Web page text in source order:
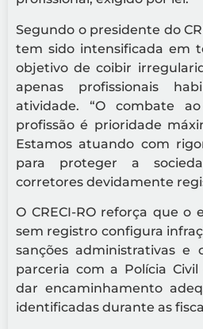
Segundo o presidente do
tem sido intensificada em
objetivo de coibir
apenas profissionais
atividade. “O combate
profissão é prioridade
Estamos atuando com
para proteger a
corretores devidamente
O CRECI-RO reforça que o
sem registro configura
sanções administrativas e
parceria com a Polícia
dar encaminhamento
identificadas durante as